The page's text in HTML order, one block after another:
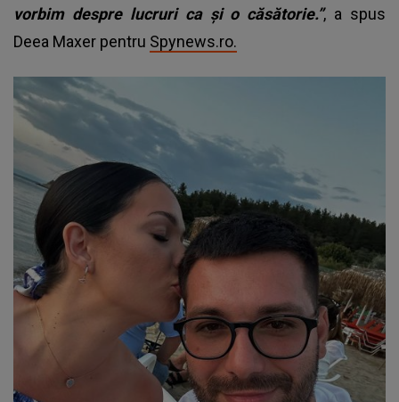
vorbim despre lucruri ca și o căsătorie.”, a spus
Deea Maxer pentru Spynews.ro.